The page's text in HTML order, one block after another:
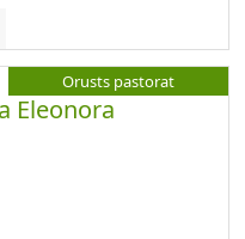
Orusts pastorat
Eleonora